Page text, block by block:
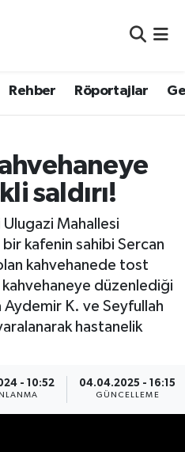
Rehber Röportajlar
saldırı!
Ulugazi Mahallesi
kafenin sahibi Sercan
kahvehanede tost
kahvehaneye düzenlediği
Aydemir K. ve Seyfullah
hastanelik
- 10:52 04.04.2025 - 16:15
GÜNCELLEME
Haritası
ve Fikstür